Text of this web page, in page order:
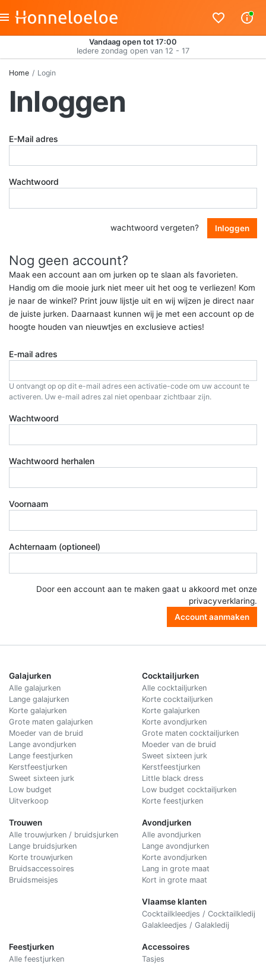
Vandaag open tot 17:00
Iedere zondag open van 12 - 17
Home Login
Inloggen
E-Mail adres
Wachtwoord
wachtwoord vergeten? Inloggen
Nog geen account?
Maak een account aan om jurken op te slaan als favorieten.
Handig om die mooie jurk niet meer uit het oog te verliezen! Kom
je naar de winkel? Print jouw lijstje uit en wij wijzen je direct naar
de juiste jurken. Daarnaast kunnen wij je met een account op de
hoogte houden van nieuwtjes en exclusieve acties!
E-mail adres
U ontvangt op op dit e-mail adres een activatie-code om uw account te
activeren. Uw e-mail adres zal niet openbaar zichtbaar zijn.
Wachtwoord
Wachtwoord herhalen
Voornaam
Achternaam (optioneel)
Door een account aan te maken gaat u akkoord met onze
privacyverklaring.
Account aanmaken
Galajurken
Alle galajurken
Lange galajurken
Korte galajurken
Grote maten galajurken
Moeder van de bruid
Lange avondjurken
Lange feestjurken
Kerstfeestjurken
Sweet sixteen jurk
Low budget
Uitverkoop
Trouwen
Alle trouwjurken / bruidsjurken
Lange bruidsjurken
Korte trouwjurken
Bruidsaccessoires
Bruidsmeisjes
Cocktailjurken
Alle cocktailjurken
Korte cocktailjurken
Korte galajurken
Korte avondjurken
Grote maten cocktailjurken
Moeder van de bruid
Sweet sixteen jurk
Kerstfeestjurken
Little black dress
Low budget cocktailjurken
Korte feestjurken
Avondjurken
Alle avondjurken
Lange avondjurken
Korte avondjurken
Lang in grote maat
Kort in grote maat
Vlaamse klanten
Cocktailkleedjes / Cocktailkledij
Galakleedjes / Galakledij
Feestjurken
Alle feestjurken
Accessoires
Tasjes